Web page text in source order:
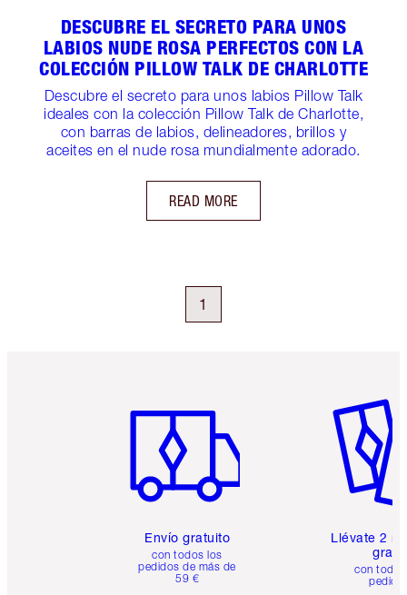
DESCUBRE EL SECRETO PARA UNOS
LABIOS NUDE ROSA PERFECTOS CON LA
COLECCIÓN PILLOW TALK DE CHARLOTTE
Descubre el secreto para unos labios Pillow Talk
ideales con la colección Pillow Talk de Charlotte,
con barras de labios, delineadores, brillos y
aceites en el nude rosa mundialmente adorado.
READ MORE
1
Envío gratuito
con todos los
pedidos de más de
59 €
Llévate 2
gratis
con